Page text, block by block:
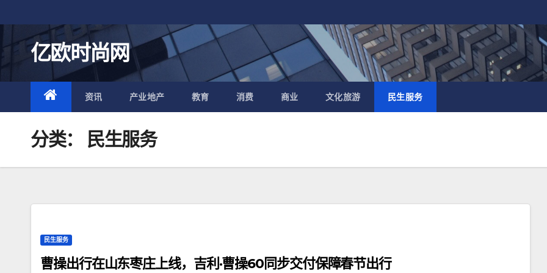
至
内
容
亿欧时尚网
资讯 产业地产 教育 消费 商业 文化旅游 民生服务
分类： 民生服务
民生服务
曹操出行在山东枣庄上线，吉利·曹操60同步交付保障春节出行